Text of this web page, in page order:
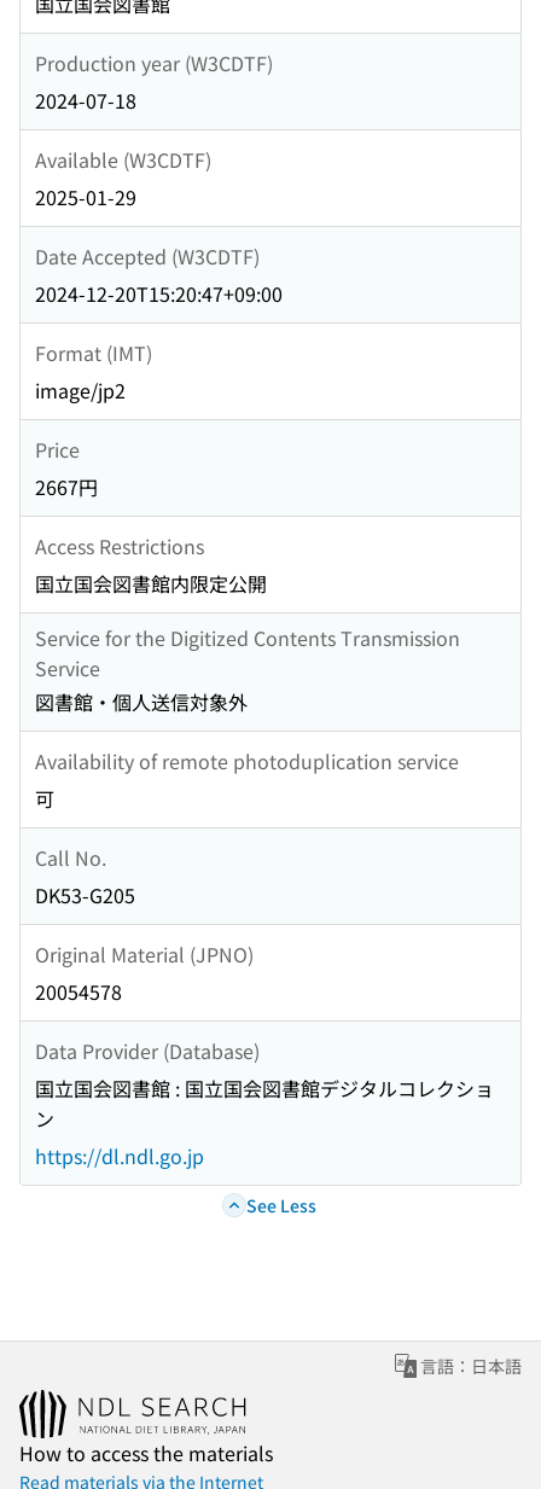
Production year (W3CDTF)
2024-07-18
Available (W3CDTF)
2025-01-29
Date Accepted (W3CDTF)
2024-12-20T15:20:47+09:00
Format (IMT)
image/jp2
Price
2667円
Access Restrictions
国立国会図書館内限定公開
Service for the Digitized Contents Transmission
Service
図書館・個人送信対象外
Availability of remote photoduplication service
可
Call No.
DK53-G205
Original Material (JPNO)
20054578
Data Provider (Database)
国立国会図書館 : 国立国会図書館デジタルコレクショ
ン
https://dl.ndl.go.jp
See Less
言語：日本語
How to access the materials
Read materials via the Internet